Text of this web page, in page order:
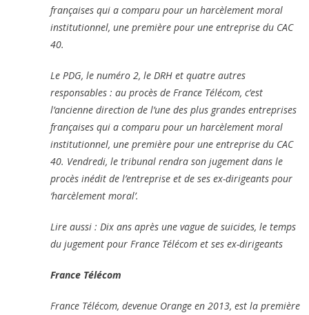
françaises qui a comparu pour un harcèlement moral
institutionnel, une première pour une entreprise du CAC
40.
Le PDG, le numéro 2, le DRH et quatre autres
responsables : au procès de France Télécom, c’est
l’ancienne direction de l’une des plus grandes entreprises
françaises qui a comparu pour un harcèlement moral
institutionnel, une première pour une entreprise du CAC
40. Vendredi, le tribunal rendra son jugement dans le
procès inédit de l’entreprise et de ses ex-dirigeants pour
‘harcèlement moral’.
Lire aussi : Dix ans après une vague de suicides, le temps
du jugement pour France Télécom et ses ex-dirigeants
France Télécom
France Télécom, devenue Orange en 2013, est la première